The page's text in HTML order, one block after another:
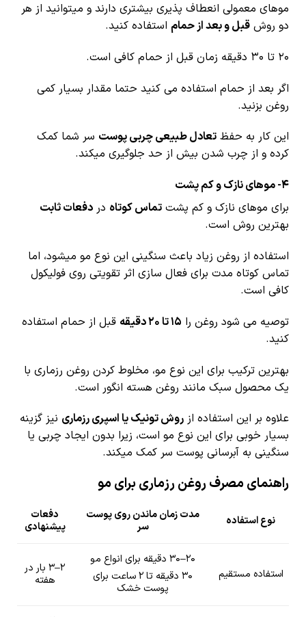
موهای معمولی انعطاف پذیری بیشتری دارند و میتوانید از هر
دو روش قبل و بعد از حمام استفاده کنید.
۲۰ تا ۳۰ دقیقه زمان قبل از حمام کافی است.
اگر بعد از حمام استفاده می کنید حتما مقدار بسیار کمی
روغن بزنید.
این کار به حفظ تعادل طبیعی چربی پوست سر شما کمک
کرده و از چرب شدن بیش از حد جلوگیری میکند.
4- موهای نازک و کم پشت
برای موهای نازک و کم پشت تماس کوتاه در دفعات ثابت
بهترین روش است.
استفاده از روغن زیاد باعث سنگینی این نوع مو میشود، اما
تماس کوتاه مدت برای فعال سازی اثر تقویتی روی فولیکول
کافی است.
توصیه می شود روغن را ۱۵ تا ۲۰ دقیقه
قبل از حمام استفاده
کنید.
بهترین ترکیب برای این نوع مو، مخلوط کردن روغن رزماری با
یک محصول سبک مانند روغن هسته انگور است.
علاوه بر این استفاده از روش تونیک یا اسپری رزماری نیز گزینه
بسیار خوبی برای این نوع مو است، زیرا بدون ایجاد چربی یا
سنگینی به آبرسانی پوست سر کمک میکند.
راهنمای مصرف روغن رزماری برای مو
نوع استفاده
مدت زمان ماندن روی پوست
سر
دفعات
پیشنهادی
استفاده مستقیم
۲۰–۳۰ دقیقه برای انواع مو
۳۰ دقیقه تا ۲ ساعت برای
پوست خشک
۲–۳ بار در
هفته